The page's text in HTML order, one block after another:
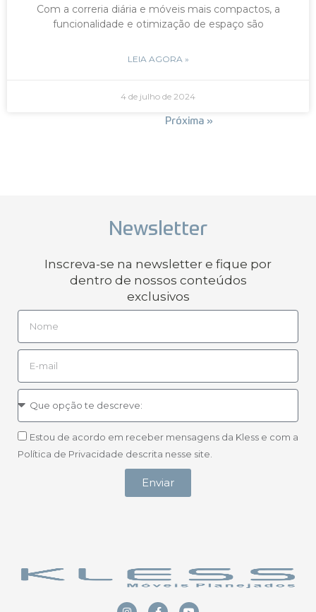
Com a correria diária e móveis mais compactos, a
funcionalidade e otimização de espaço são
LEIA AGORA »
4 de julho de 2024
Próxima »
Newsletter
Inscreva-se na newsletter e fique por
dentro de nossos conteúdos
exclusivos
Estou de acordo em receber mensagens da Kless e com a
Política de Privacidade descrita nesse site.
Enviar